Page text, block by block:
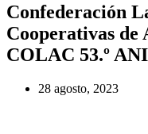
Confederación
Cooperativas
COLAC 53.º
28 agosto, 2023